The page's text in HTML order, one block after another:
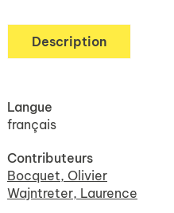
Description
Langue
français
Contributeurs
Bocquet, Olivier
Wajntreter, Laurence